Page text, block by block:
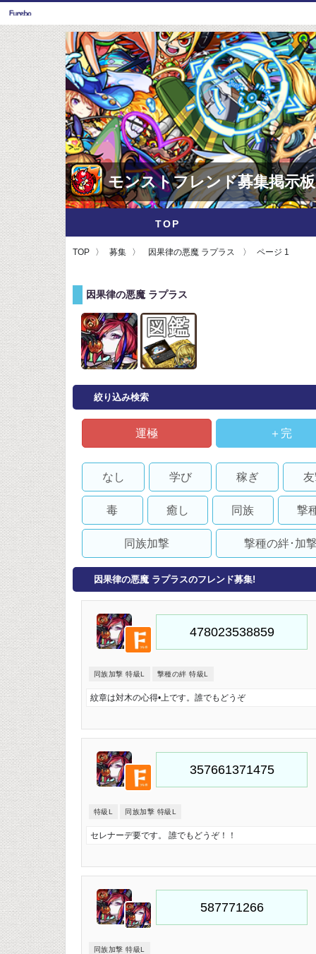
モンストフレンド募集掲示板
TOP
TOP 募集 因果律の悪魔 ラプラス ページ 1
因果律の悪魔 ラプラス
絞り込み検索
運極 ＋完
なし 学び 稼ぎ
毒 癒し 同族 撃
同族加撃 撃種の絆･加
因果律の悪魔 ラプラスのフレンド募集!
同族加撃 特級L 撃種の絆 特級L
紋章は対木の心得•上です。誰でもどうぞ
特級L 同族加撃 特級L
セレナーデ要です。 誰でもどうぞ！！
同族加撃 特級L